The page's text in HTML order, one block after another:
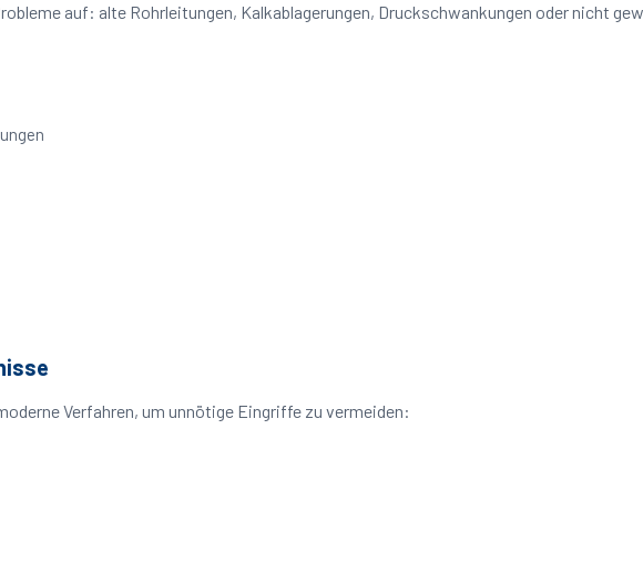
auf: alte Rohrleitungen, Kalkablagerungen, Druckschwankungen oder nicht
Verfahren, um unnötige Eingriffe zu vermeiden: